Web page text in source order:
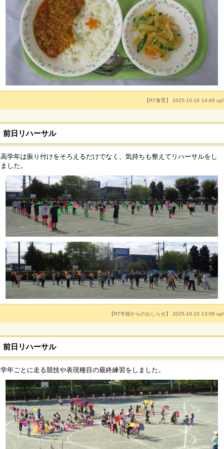
【R7食育】 2025-10-16 14:49 up!
前日リハーサル
高学年は振り付けをそろえるだけでなく、気持ちも整えてリハーサルをし
ました。
【R7学校からのおしらせ】 2025-10-10 13:08 up!
前日リハーサル
学年ごとに走る競技や表現種目の最終練習をしました。